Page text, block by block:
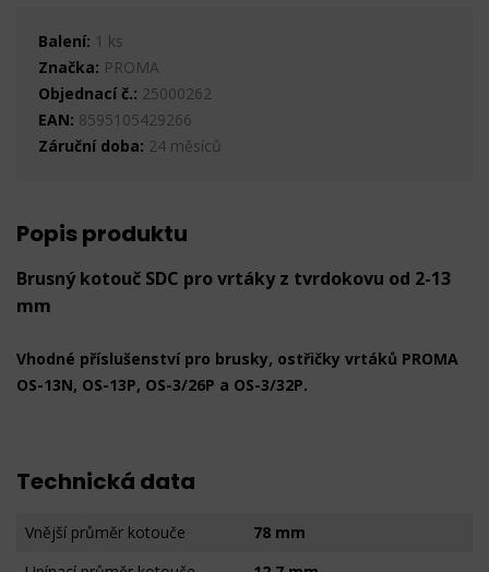
Balení: 1 ks
Značka: PROMA
Objednací č.: 25000262
EAN: 8595105429266
Záruční doba: 24 měsíců
Popis produktu
Brusný kotouč SDC pro vrtáky z tvrdokovu od 2-13
mm
Vhodné příslušenství pro brusky, ostřičky vrtáků PROMA
OS-13N, OS-13P, OS-3/26P a OS-3/32P.
Technická data
Vnější průměr kotouče
78 mm